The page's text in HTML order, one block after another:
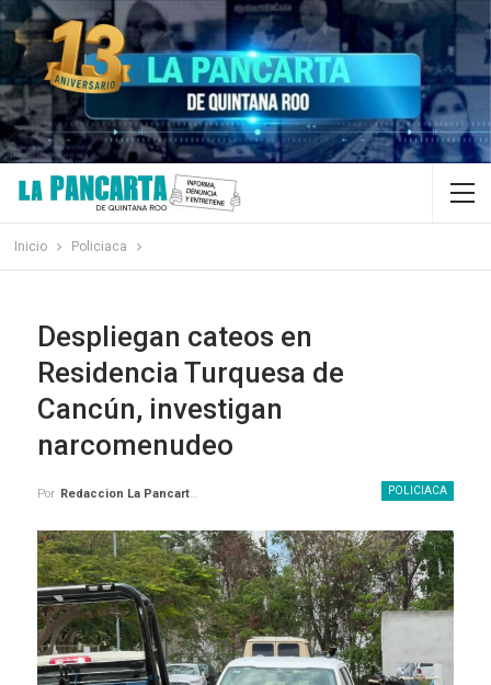
Inicio Policiaca
Despliegan cateos en
Residencia Turquesa de
Cancún, investigan
narcomenudeo
POLICIACA
Por Redaccion La Pancarta De Quintana Roo